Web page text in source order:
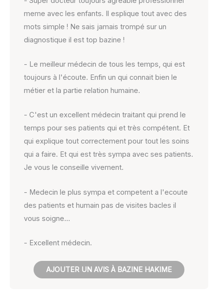
meme avec les enfants. Il esplique tout avec des
mots simple ! Ne sais jamais trompé sur un
diagnostique il est top bazine !
- Le meilleur médecin de tous les temps, qui est
toujours à l'écoute. Enfin un qui connait bien le
métier et la partie relation humaine.
- C'est un excellent médecin traitant qui prend le
temps pour ses patients qui et très compétent. Et
qui explique tout correctement pour tout les soins
qui a faire. Et qui est très sympa avec ses patients.
Je vous le conseille vivement.
- Medecin le plus sympa et competent a l'ecoute
des patients et humain pas de visites bacles il
vous soigne…
- Excellent médecin.
AJOUTER UN AVIS À BAZINE HAKIME